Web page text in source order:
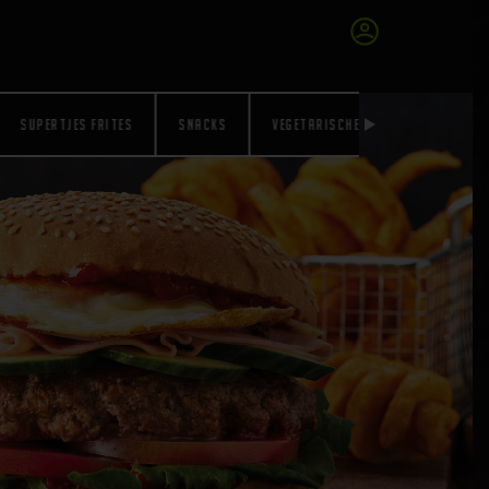
SUPERTJES FRITES SNACKS VEGETARISCHE SNACKS